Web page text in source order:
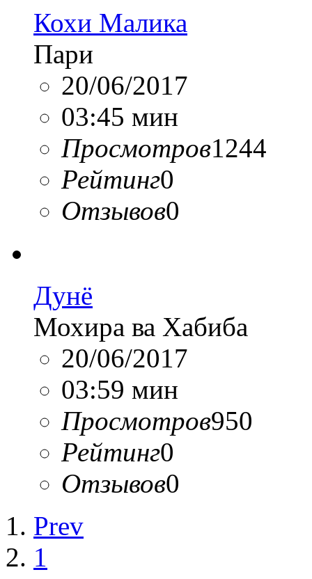
Кохи Малика
Пари
20/06/2017
03:45 мин
Просмотров1244
Рейтинг0
Отзывов0
Дунё
Мохира ва Хабиба
20/06/2017
03:59 мин
Просмотров950
Рейтинг0
Отзывов0
Prev
1